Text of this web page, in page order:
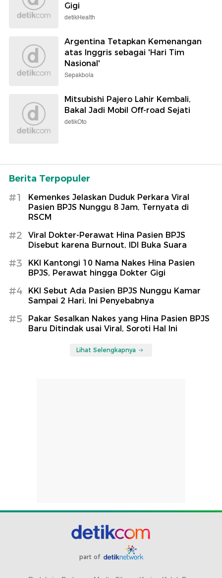
Gigi
detikHealth
Argentina Tetapkan Kemenangan
atas Inggris sebagai 'Hari Tim
Nasional'
Sepakbola
Mitsubishi Pajero Lahir Kembali,
Bakal Jadi Mobil Off-road Sejati
detikOto
Berita Terpopuler
#1
Kemenkes Jelaskan Duduk Perkara Viral
Pasien BPJS Nunggu 8 Jam, Ternyata di
RSCM
#2
Viral Dokter-Perawat Hina Pasien BPJS
Disebut karena Burnout, IDI Buka Suara
#3
KKI Kantongi 10 Nama Nakes Hina Pasien
BPJS, Perawat hingga Dokter Gigi
#4
KKI Sebut Ada Pasien BPJS Nunggu Kamar
Sampai 2 Hari, Ini Penyebabnya
#5
Pakar Sesalkan Nakes yang Hina Pasien BPJS
Baru Ditindak usai Viral, Soroti Hal Ini
Lihat Selengkapnya
part of